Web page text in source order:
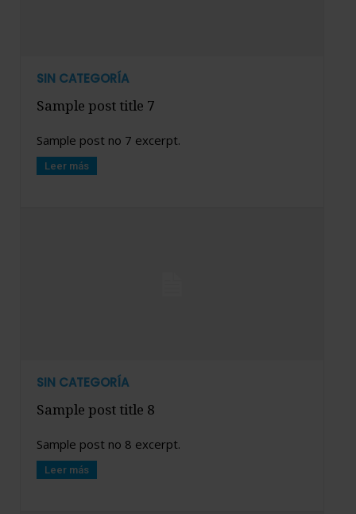
SIN CATEGORÍA
Sample post title 7
Sample post no 7 excerpt.
Leer más
SIN CATEGORÍA
Sample post title 8
Sample post no 8 excerpt.
Leer más